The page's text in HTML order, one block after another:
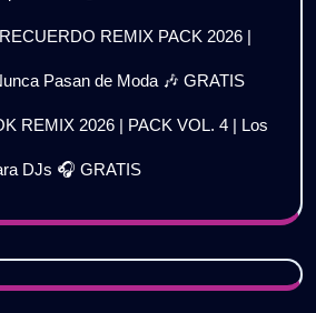
REMIX PACK 2026 |
Pasan de Moda 🎶 GRATIS
REMIX 2026 | PACK VOL. 4 | Los
DJs 🎧 GRATIS